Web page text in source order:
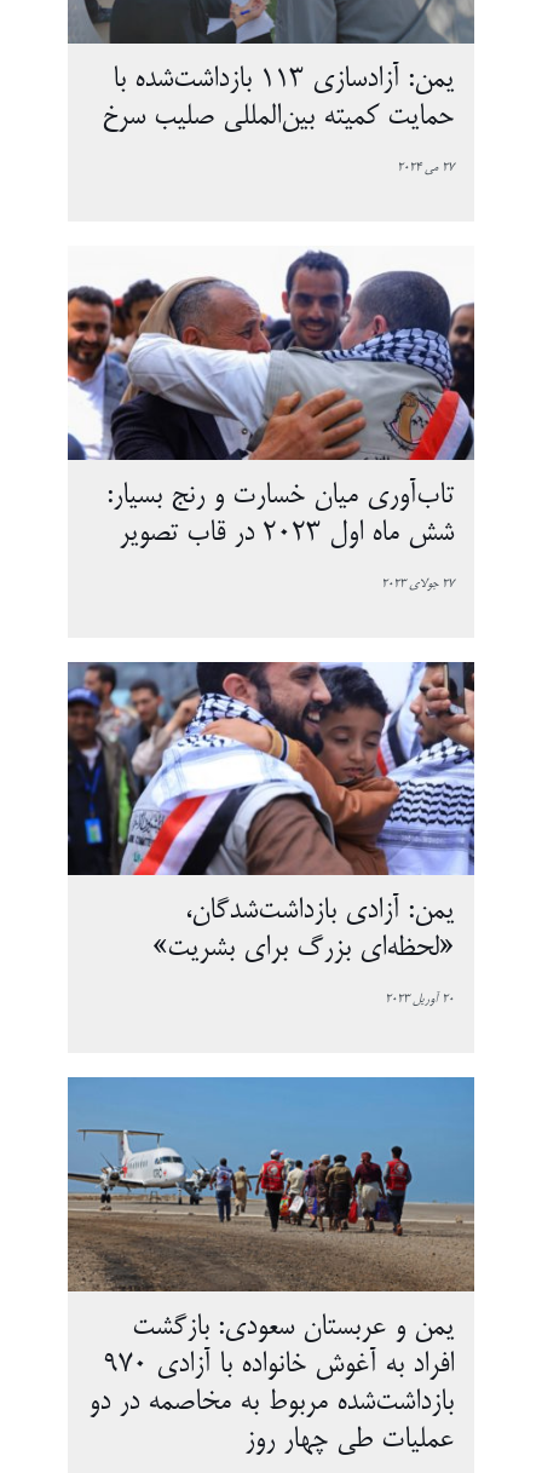
یمن: آزادسازی 113 بازداشت‌شده با
حمایت کمیته بین‌المللی صلیب سرخ
27 می 2024
تاب‌آوری میان خسارت و رنج بسیار:
شش ماه اول 2023 در قاب تصویر
27 جولای 2023
یمن: آزادی بازداشت‌شدگان،
«لحظه‌ای بزرگ برای بشریت»
20 آوریل 2023
یمن و عربستان سعودی: بازگشت
افراد به آغوش خانواده با آزادی 970
بازداشت‌شده مربوط به مخاصمه در دو
عملیات طی چهار روز